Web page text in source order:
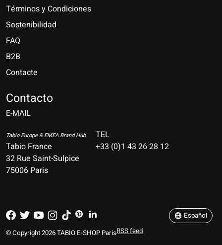
Términos y Condiciones
Sostenibilidad
FAQ
B2B
Contacte
Contacto
E-MAIL
Tabio Europe & EMEA Brand Hub
Tabio France
32 Rue Saint-Sulpice
75006 Paris
TEL
+33 (0)1 43 26 28 12
© Copyright 2026 TABIO E-SHOP ParisRSS feed
Español
Español